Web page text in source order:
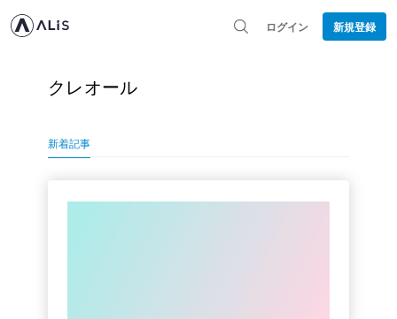
ログイン 新規登録
クレオール
新着記事